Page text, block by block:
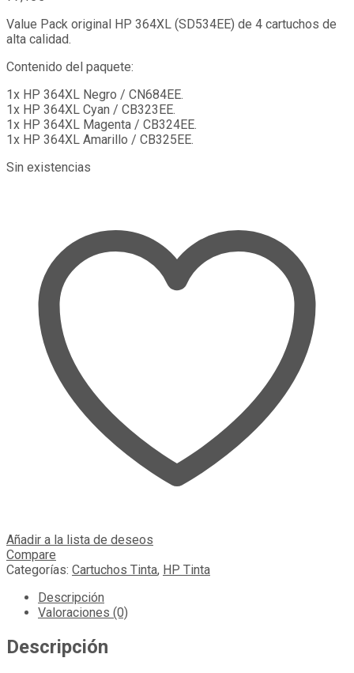
Value Pack original HP 364XL (SD534EE) de 4 cartuchos de
alta calidad.
Contenido del paquete:
1x HP 364XL Negro / CN684EE.
1x HP 364XL Cyan / CB323EE.
1x HP 364XL Magenta / CB324EE.
1x HP 364XL Amarillo / CB325EE.
Sin existencias
Añadir a la lista de deseos
Compare
Categorías: Cartuchos Tinta, HP Tinta
Descripción
Valoraciones (0)
Descripción